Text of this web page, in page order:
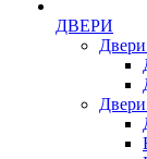
ДВЕРИ